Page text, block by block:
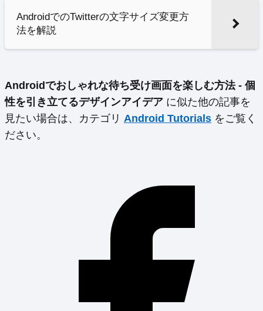
AndroidでのTwitterの文字サイズ変更方
法を解説
Androidでおしゃれな待ち受け画面を楽しむ方法 - 個
性を引き立てるデザインアイデア に似た他の記事を
見たい場合は、カテゴリ Android Tutorials をご覧く
ださい。